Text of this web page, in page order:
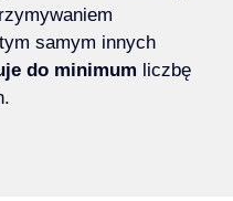
samym innych
do minimum liczbę